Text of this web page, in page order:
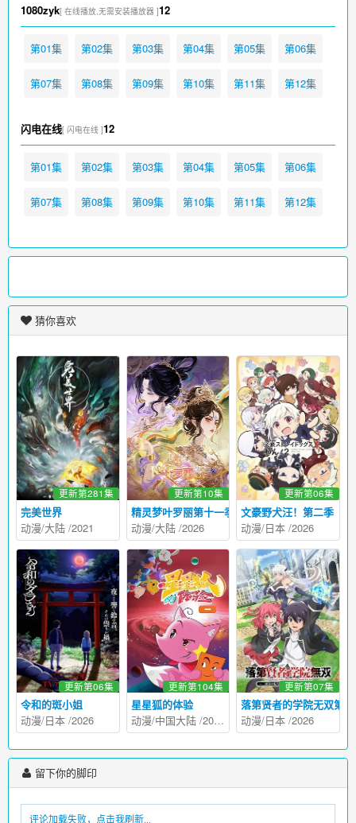
1080zyk[ 在线播放,无需安装播放器 ]12
第01集 第02集 第03集 第04集 第05集 第06集
第07集 第08集 第09集 第10集 第11集 第12集
闪电在线[ 闪电在线 ]12
第01集 第02集 第03集 第04集 第05集 第06集
第07集 第08集 第09集 第10集 第11集 第12集
猜你喜欢
完美世界
更新第281集
动漫/大陆 /2021
精灵梦叶罗丽第十一季（下）
更新第10集
动漫/大陆/2026
文豪野犬汪！第二季
更新第06集
动漫/日本 /2026
令和的斑小姐
更新第06集
动漫/日本 /2026
星星狐的体验
更新第104集
动漫/中国大陆/2012
落第贤者的学院无双第
更新第07集
动漫/日本 /2026
留下你的脚印
评论加载失败，点击我刷新...